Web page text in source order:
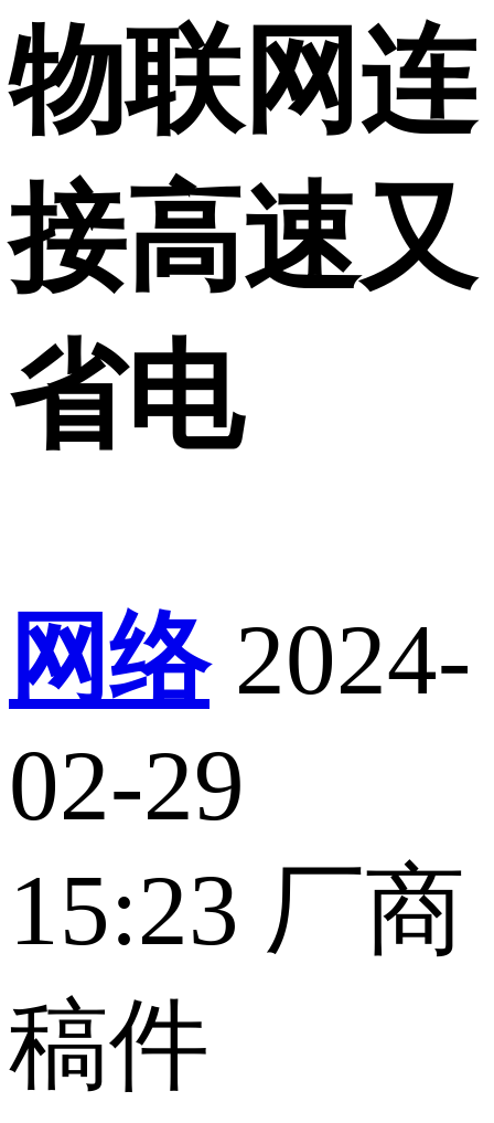
物联网连
接高速又
省电
网络 2024-
02-29
15:23 厂商
稿件